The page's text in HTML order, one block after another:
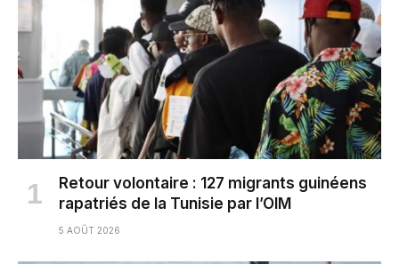
Retour volontaire : 127 migrants guinéens
rapatriés de la Tunisie par l’OIM
5 AOÛT 2026